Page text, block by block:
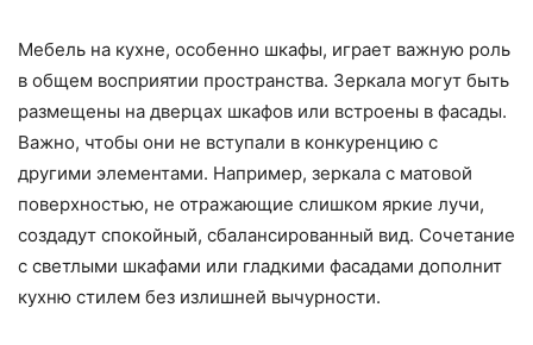
Мебель на кухне, особенно шкафы, играет важную роль
в общем восприятии пространства. Зеркала могут быть
размещены на дверцах шкафов или встроены в фасады.
Важно, чтобы они не вступали в конкуренцию с
другими элементами. Например, зеркала с матовой
поверхностью, не отражающие слишком яркие лучи,
создадут спокойный, сбалансированный вид. Сочетание
с светлыми шкафами или гладкими фасадами дополнит
кухню стилем без излишней вычурности.